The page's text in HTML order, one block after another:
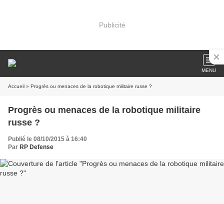
Publicité
MENU
Accueil » Progrès ou menaces de la robotique militaire russe ?
Progrès ou menaces de la robotique militaire
russe ?
Publié le 08/10/2015 à 16:40
Par RP Defense